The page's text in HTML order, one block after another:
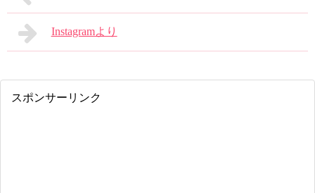
Instagramより
スポンサーリンク